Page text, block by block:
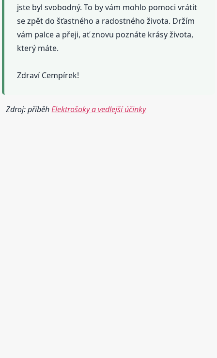
jste byl svobodný. To by vám mohlo pomoci vrátit
se zpět do šťastného a radostného života. Držím
vám palce a přeji, ať znovu poznáte krásy života,
který máte.
Zdraví Cempírek!
Zdroj: příběhElektrošoky a vedlejší účinky